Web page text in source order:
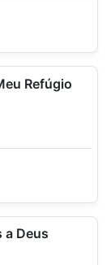
Refúgio
a Deus